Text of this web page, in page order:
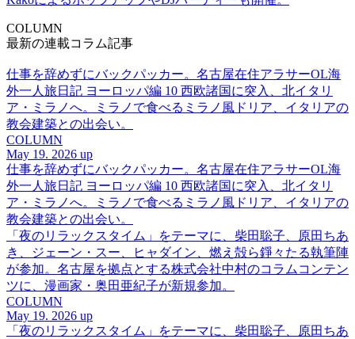
COLUMN
最新の連載コラム記事
仕事を辞めずにバックパッカー。名古屋在住アラサーOL海
外一人旅日記 ヨーロッパ編 10 西欧諸国に突入、北イタリ
ア・ミラノへ。ミラノで食べるミラノ風ドリア、イタリアの
教会建築との出会い。
COLUMN
May 19. 2026 up
仕事を辞めずにバックパッカー。名古屋在住アラサーOL海
外一人旅日記 ヨーロッパ編 10 西欧諸国に突入、北イタリ
ア・ミラノへ。ミラノで食べるミラノ風ドリア、イタリアの
教会建築との出会い。
「夜のリラックスタイム」をテーマに、柴田聡子、原田ちあ
き、ジェーン・スー、ヒャダイン、燃え殻ら錚々たる執筆陣
が参加。名古屋を拠点とする株式会社中村のコラムコンテン
ツに、漫画家・奥田亜紀子が新規参加。
COLUMN
May 19. 2026 up
「夜のリラックスタイム」をテーマに、柴田聡子、原田ちあ